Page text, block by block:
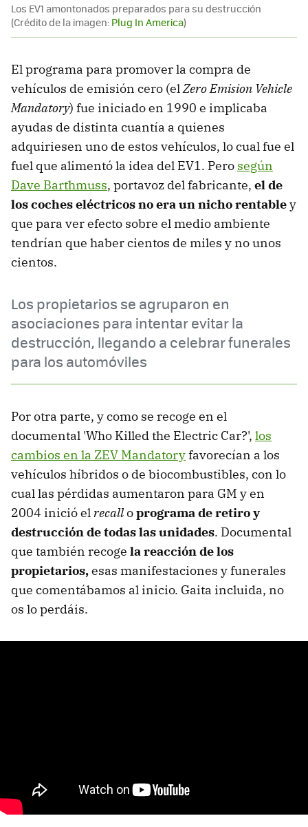
Los EV1 amontonados preparados para su destrucción
(Crédito de la imagen: Plug In America)
El programa para promover la compra de
vehículos de emisión cero (el Zero Emision Vehicle
Mandatory) fue iniciado en 1990 e implicaba
ayudas de distinta cuantía a quienes
adquiriesen uno de estos vehículos, lo cual fue el
fuel que alimentó la idea del EV1. Pero según
Dave Barthmuss, portavoz del fabricante, el de
los coches eléctricos no era un nicho rentabley
que para ver efecto sobre el medio ambiente
tendrían que haber cientos de miles y no unos
cientos.
Los propietarios se agruparon en
asociaciones para intentar evitar la
destrucción, llegando a celebrar funerales
para los automóviles
Por otra parte, y como se recoge en el
documental 'Who Killed the Electric Car?', los
cambios en la ZEV Mandatoryfavorecían a los
vehículos híbridos o de biocombustibles, con lo
cual las pérdidas aumentaron para GM y en
2004 inició el recalloprograma de retiro y
destrucción de todas las unidades. Documental
que también recoge la reacción de los
propietarios,esas manifestaciones y funerales
que comentábamos al inicio. Gaita incluida, no
os lo perdáis.